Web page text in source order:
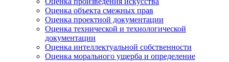
Оценка объекта смежных прав
Оценка проектной документации
Оценка технической и технологической
документации
Оценка интеллектуальной собственности
Оценка морального ущерба и определение